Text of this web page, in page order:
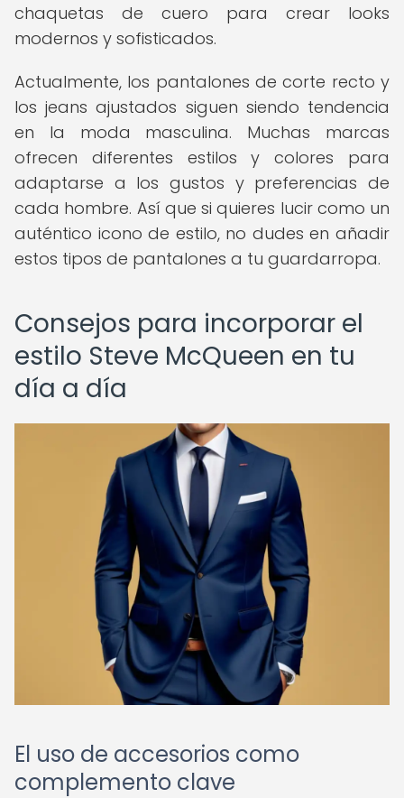
chaquetas de cuero para crear looks
modernos y sofisticados.
Actualmente, los pantalones de corte recto y
los jeans ajustados siguen siendo tendencia
en la moda masculina. Muchas marcas
ofrecen diferentes estilos y colores para
adaptarse a los gustos y preferencias de
cada hombre. Así que si quieres lucir como un
auténtico icono de estilo, no dudes en añadir
estos tipos de pantalones a tu guardarropa.
Consejos para incorporar el
estilo Steve McQueen en tu
día a día
El uso de accesorios como
complemento clave